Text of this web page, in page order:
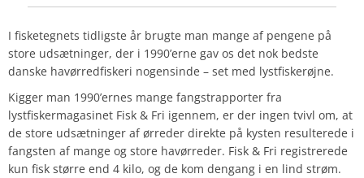
I fisketegnets tidligste år brugte man mange af pengene på
store udsætninger, der i 1990’erne gav os det nok bedste
danske havørredfiskeri nogensinde – set med lystfiskerøjne.
Kigger man 1990’ernes mange fangstrapporter fra
lystfiskermagasinet Fisk & Fri igennem, er der ingen tvivl om, at
de store udsætninger af ørreder direkte på kysten resulterede i
fangsten af mange og store havørreder. Fisk & Fri registrerede
kun fisk større end 4 kilo, og de kom dengang i en lind strøm.